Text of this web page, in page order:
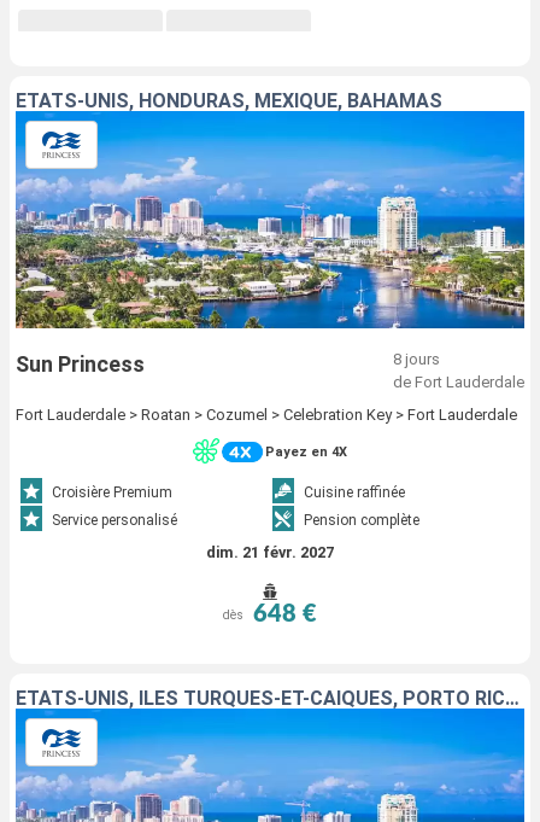
ÉTATS-UNIS, HONDURAS, MEXIQUE, BAHAMAS
Sun Princess
8 jours
de Fort Lauderdale
Fort Lauderdale > Roatan > Cozumel > Celebration Key > Fort Lauderdale
Payez en 4X
Croisière Premium
Cuisine raffinée
Service personalisé
Pension complète
dim. 21 févr. 2027
dès 648 €
ÉTATS-UNIS, ÎLES TURQUES-ET-CAÏQUES, PORTO RICO, RÉPUBLIQUE DOMINICAINE